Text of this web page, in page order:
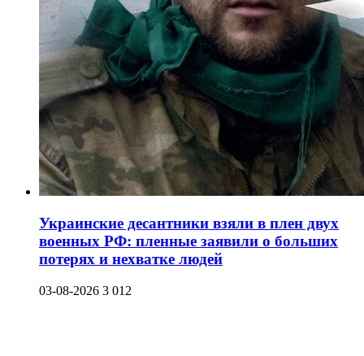
Украинские десантники взяли в плен двух
военных РФ: пленные заявили о больших
потерях и нехватке людей
03-08-2026 3 012